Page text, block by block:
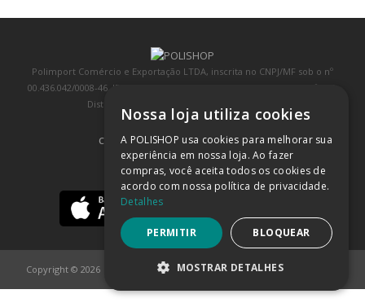
Polimport Comércio e Exportação LTDA, inscrita no CNPJ/MF sob o nº
00.436.042/0008-46, IE 407.458.707.103, com sede na Rua Kanebo, nº 175,
Distrito Industrial, Jundiaí/SP, CEP: 13213-090
COMPRA 100% SEGURA (SAIBA MAIS)
BAIXE NOSSO APP
Copyright © 2026
Nossa loja utiliza cookies
A POLISHOP usa cookies para melhorar sua
experiência em nossa loja. Ao fazer
compras, você aceita todos os cookies de
acordo com nossa política de privacidade.
Detalhes
PERMITIR BLOQUEAR
MOSTRAR DETALHES
ESTRITAMENTE NECESSÁRIOS